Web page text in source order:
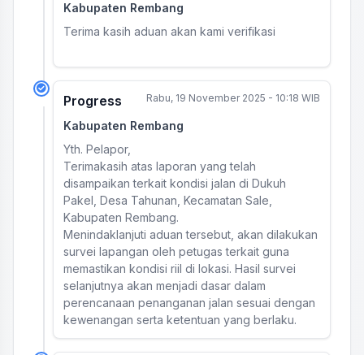
Kabupaten Rembang
Terima kasih aduan akan kami verifikasi
Progress Rabu, 19 November 2025 - 10:18 WIB
Kabupaten Rembang
Yth. Pelapor,
Terimakasih atas laporan yang telah
disampaikan terkait kondisi jalan di Dukuh
Pakel, Desa Tahunan, Kecamatan Sale,
Kabupaten Rembang.
Menindaklanjuti aduan tersebut, akan dilakukan
survei lapangan oleh petugas terkait guna
memastikan kondisi riil di lokasi. Hasil survei
selanjutnya akan menjadi dasar dalam
perencanaan penanganan jalan sesuai dengan
kewenangan serta ketentuan yang berlaku.